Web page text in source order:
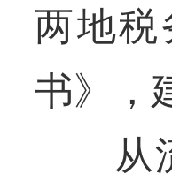
两地
书》，
从流